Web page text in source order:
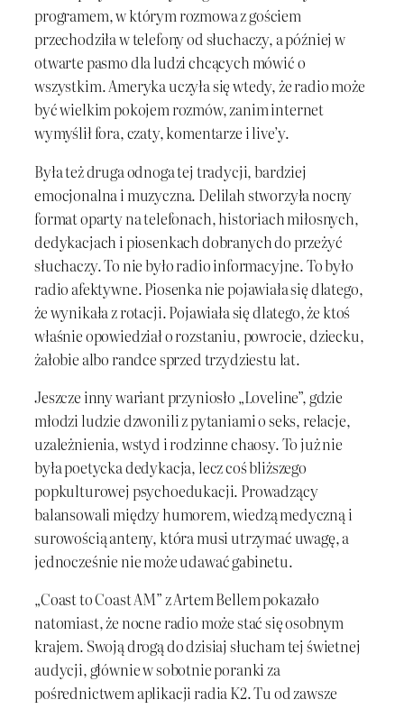
programem, w którym rozmowa z gościem
przechodziła w telefony od słuchaczy, a później w
otwarte pasmo dla ludzi chcących mówić o
wszystkim. Ameryka uczyła się wtedy, że radio może
być wielkim pokojem rozmów, zanim internet
wymyślił fora, czaty, komentarze i live’y.
Była też druga odnoga tej tradycji, bardziej
emocjonalna i muzyczna. Delilah stworzyła nocny
format oparty na telefonach, historiach miłosnych,
dedykacjach i piosenkach dobranych do przeżyć
słuchaczy. To nie było radio informacyjne. To było
radio afektywne. Piosenka nie pojawiała się dlatego,
że wynikała z rotacji. Pojawiała się dlatego, że ktoś
właśnie opowiedział o rozstaniu, powrocie, dziecku,
żałobie albo randce sprzed trzydziestu lat.
Jeszcze inny wariant przyniosło „Loveline”, gdzie
młodzi ludzie dzwonili z pytaniami o seks, relacje,
uzależnienia, wstyd i rodzinne chaosy. To już nie
była poetycka dedykacja, lecz coś bliższego
popkulturowej psychoedukacji. Prowadzący
balansowali między humorem, wiedzą medyczną i
surowością anteny, która musi utrzymać uwagę, a
jednocześnie nie może udawać gabinetu.
„Coast to Coast AM” z Artem Bellem pokazało
natomiast, że nocne radio może stać się osobnym
krajem. Swoją drogą do dzisiaj słucham tej świetnej
audycji, głównie w sobotnie poranki za
pośrednictwem aplikacji radia K2. Tu od zawsze